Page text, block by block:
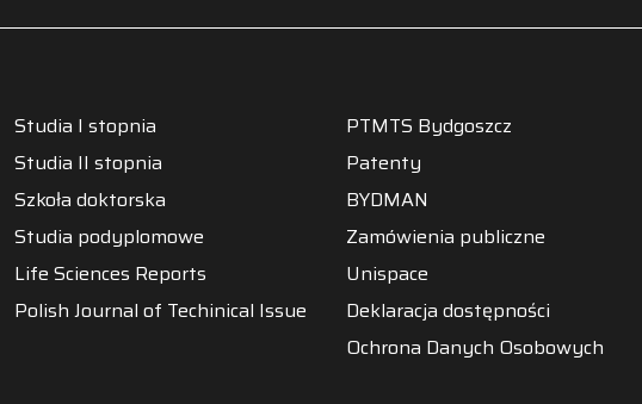
Studia I stopnia
Studia II stopnia
Szkoła doktorska
Studia podyplomowe
Life Sciences Reports
Polish Journal of Techinical Issue
PTMTS Bydgoszcz
Patenty
BYDMAN
Zamówienia publiczne
Unispace
Deklaracja dostępności
Ochrona Danych Osobowych